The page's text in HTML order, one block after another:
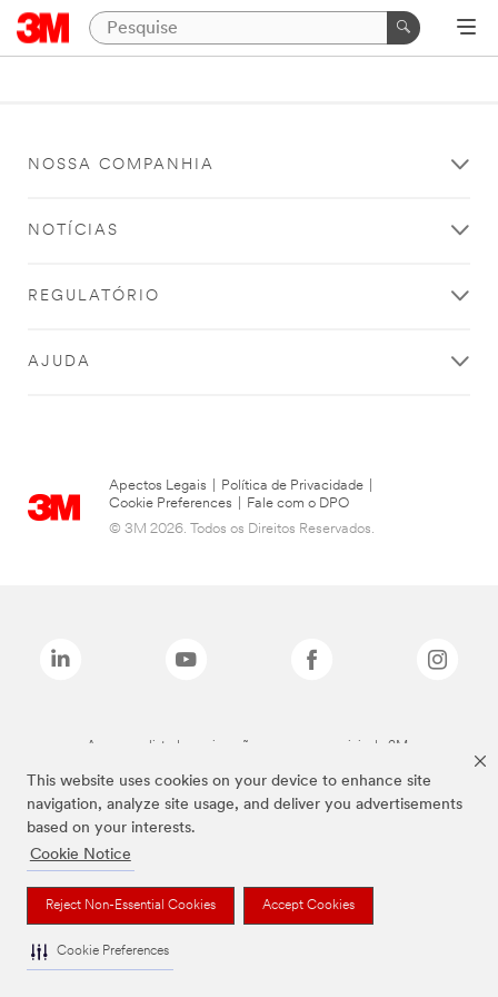
This website uses cookies on your device to enhance site
navigation, analyze site usage, and deliver you advertisements
based on your interests.
Cookie Notice
Reject Non-Essential Cookies Accept Cookies
Cookie Preferences
NOSSA COMPANHIA
NOTÍCIAS
REGULATÓRIO
AJUDA
Apectos Legais Política de Privacidade
Cookie Preferences
Fale com o DPO
© 3M 2026. Todos os Direitos Reservados.
As marcas listadas a cima são marcas comerciais da 3M.